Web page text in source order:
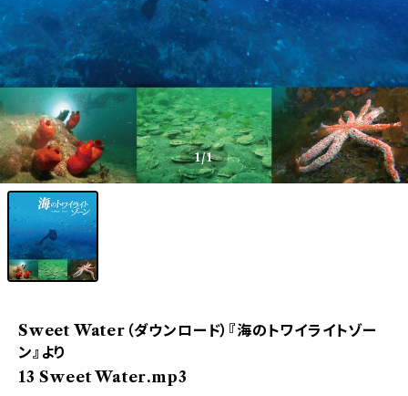
1/1
Sweet Water（ダウンロード）『海のトワイライトゾー
ン』より
13 Sweet Water.mp3